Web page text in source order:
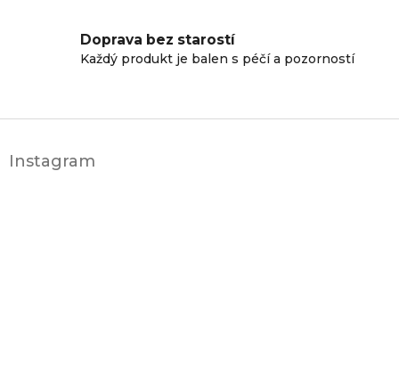
Doprava bez starostí
Každý produkt je balen s péčí a pozorností
pInstagram